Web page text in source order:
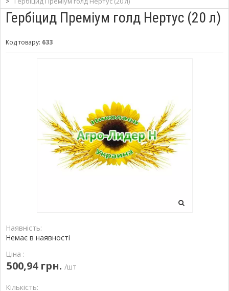
Гербіцид Преміум голд Нертус (20 л)
Код товару: 633
Наявність:
Немає в наявності
Ціна :
500,94 грн. /шт
Кількість: